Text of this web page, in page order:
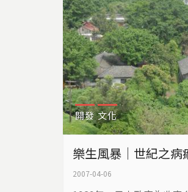
兩站，等新莊機廠完工，
運，能不能長治久安？樂
去何從？
開發 文化
樂生風暴｜世紀之病
2007-04-06